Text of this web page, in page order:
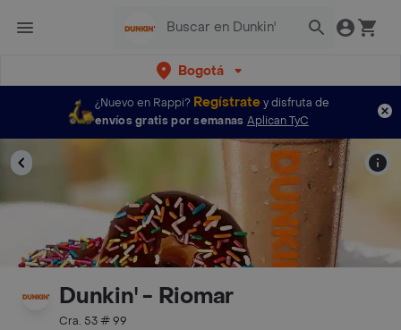
Bogotá
¿Nuevo en Rappi? Regístratey disfruta de
envíos gratis por semanas Aplican TyC
Dunkin' - Riomar
Cra. 53 # 99